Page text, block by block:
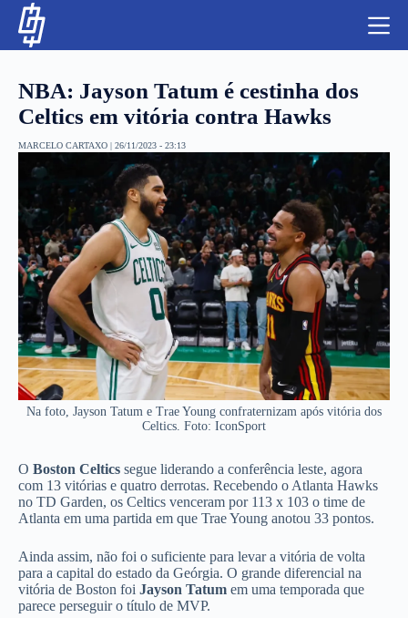
NBA
LUTAS E MMA
NFL
MLS
APOSTAS LEGAL
NBA: Jayson Tatum é cestinha dos
Celtics em vitória contra Hawks
MARCELO CARTAXO | 26/11/2023 - 23:13
Na foto, Jayson Tatum e Trae Young confraternizam após vitória dos
Celtics. Foto: IconSport
O Boston Celtics segue liderando a conferência leste, agora
com 13 vitórias e quatro derrotas. Recebendo o Atlanta Hawks
no TD Garden, os Celtics venceram por 113 x 103 o time de
Atlanta em uma partida em que Trae Young anotou 33 pontos.
Ainda assim, não foi o suficiente para levar a vitória de volta
para a capital do estado da Geórgia. O grande diferencial na
vitória de Boston foi Jayson Tatum em uma temporada que
parece perseguir o título de MVP.